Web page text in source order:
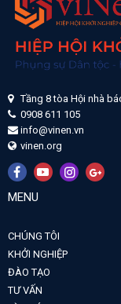
Tầng 8 tòa Hội nhà
0908 611 105
info@vinen.vn
vinen.org
MENU
CHÚNG TÔI
KHỞI NGHIỆP
ĐÀO TẠO
TƯ VẤN